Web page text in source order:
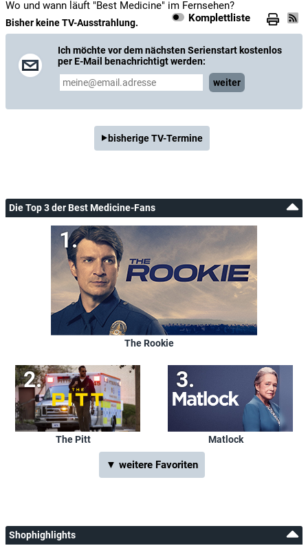
Wo und wann läuft "Best Medicine" im Fernsehen?
Komplettliste
Bisher keine TV-Ausstrahlung.
Ich möchte vor dem nächsten Serienstart kostenlos
per E-Mail benachrichtigt werden:
weiter
bisherige TV-Termine
Die Top 3 der Best Medicine-Fans
The Rookie
The Pitt Matlock
▼ weitere Favoriten
Shophighlights